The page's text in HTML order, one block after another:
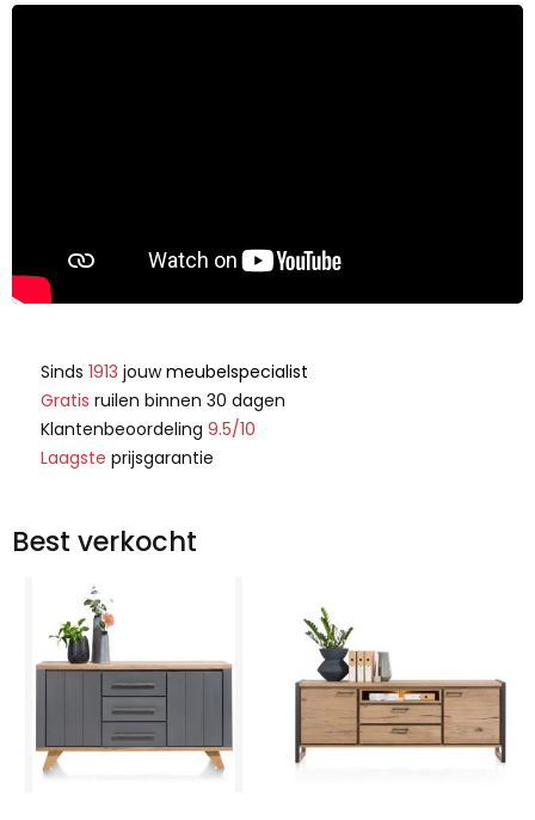
Sinds 1913 jouwmeubelspecialist
Gratis ruilen binnen 30 dagen
Klantenbeoordeling 9.5/10
Laagste prijsgarantie
Best verkocht